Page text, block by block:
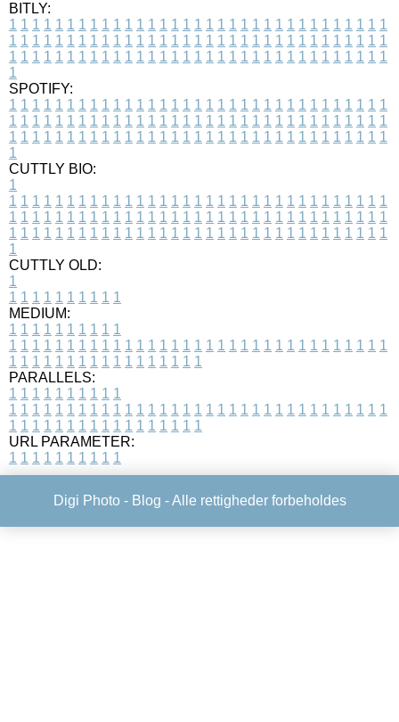
BITLY:
1 1 1 1 1 1 1 1 1 1 1 1 1 1 1 1 1 1 1 1 1 1 1 1 1 1 1 1 1 1 1 1 1
1 1 1 1 1 1 1 1 1 1 1 1 1 1 1 1 1 1 1 1 1 1 1 1 1 1 1 1 1 1 1 1 1
1 1 1 1 1 1 1 1 1 1 1 1 1 1 1 1 1 1 1 1 1 1 1 1 1 1 1 1 1 1 1 1 1
1
SPOTIFY:
1 1 1 1 1 1 1 1 1 1 1 1 1 1 1 1 1 1 1 1 1 1 1 1 1 1 1 1 1 1 1 1 1
1 1 1 1 1 1 1 1 1 1 1 1 1 1 1 1 1 1 1 1 1 1 1 1 1 1 1 1 1 1 1 1 1
1 1 1 1 1 1 1 1 1 1 1 1 1 1 1 1 1 1 1 1 1 1 1 1 1 1 1 1 1 1 1 1 1
1
CUTTLY BIO:
1
1 1 1 1 1 1 1 1 1 1 1 1 1 1 1 1 1 1 1 1 1 1 1 1 1 1 1 1 1 1 1 1 1
1 1 1 1 1 1 1 1 1 1 1 1 1 1 1 1 1 1 1 1 1 1 1 1 1 1 1 1 1 1 1 1 1
1 1 1 1 1 1 1 1 1 1 1 1 1 1 1 1 1 1 1 1 1 1 1 1 1 1 1 1 1 1 1 1 1
1
CUTTLY OLD:
1
1 1 1 1 1 1 1 1 1 1
MEDIUM:
1 1 1 1 1 1 1 1 1 1
1 1 1 1 1 1 1 1 1 1 1 1 1 1 1 1 1 1 1 1 1 1 1 1 1 1 1 1 1 1 1 1 1
1 1 1 1 1 1 1 1 1 1 1 1 1 1 1 1 1
PARALLELS:
1 1 1 1 1 1 1 1 1 1
1 1 1 1 1 1 1 1 1 1 1 1 1 1 1 1 1 1 1 1 1 1 1 1 1 1 1 1 1 1 1 1 1
1 1 1 1 1 1 1 1 1 1 1 1 1 1 1 1 1
URL PARAMETER:
1 1 1 1 1 1 1 1 1 1
Digi Photo - Blog - Alle rettigheder forbeholdes